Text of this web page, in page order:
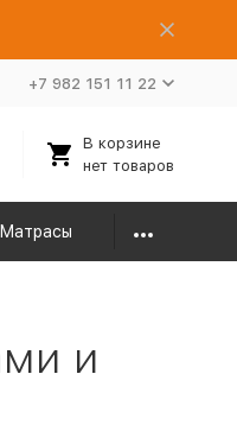
+7 982 151 11 22
В корзине
нет товаров
Матрасы
и